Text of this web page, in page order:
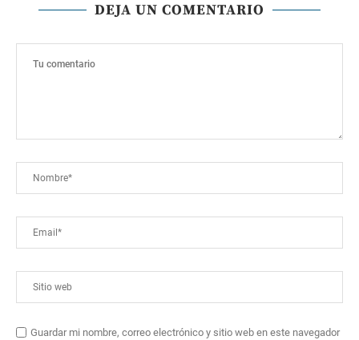
DEJA UN COMENTARIO
Guardar mi nombre, correo electrónico y sitio web en este navegador